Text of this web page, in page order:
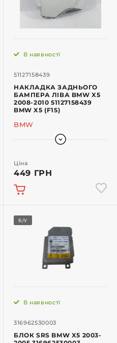
51127158439
В наявності
НАКЛАДКА ЗАДНЬОГО
БАМПЕРА ЛІВА BMW X5
2008-2010 51127158439
BMW X5 (F15)
BMW
Ціна
449 ГРН
Б/У
316962530003
В наявності
БЛОК SRS BMW X5 2003-